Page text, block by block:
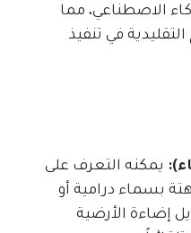
الاصطناعي، مما
في تنفيذ
يمكنه التعرف على
بسماء درامية أو
إضاءة الأرضية